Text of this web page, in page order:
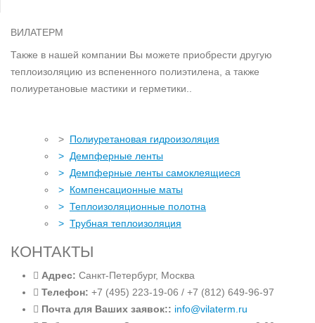
ВИЛАТЕРМ
Также в нашей компании Вы можете приобрести другую
теплоизоляцию из вспененного полиэтилена, а также
полиуретановые мастики и герметики..
> Полиуретановая гидроизоляция
> Демпферные ленты
> Демпферные ленты самоклеящиеся
> Компенсационные маты
> Теплоизоляционные полотна
> Трубная теплоизоляция
КОНТАКТЫ
Адрес: Санкт-Петербург, Москва
Телефон: +7 (495) 223-19-06 / +7 (812) 649-96-97
Почта для Ваших заявок:: info@vilaterm.ru